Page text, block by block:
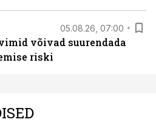
05.08.26, 07:00
võivad suurendada
riski